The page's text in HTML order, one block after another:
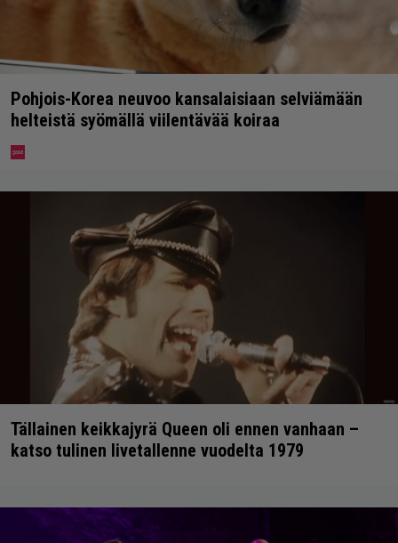
Pohjois-Korea neuvoo kansalaisiaan selviämään
helteistä syömällä viilentävää koiraa
Tällainen keikkajyrä Queen oli ennen vanhaan –
katso tulinen livetallenne vuodelta 1979